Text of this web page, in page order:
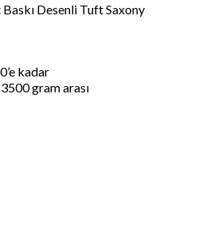
Desenli Tuft Saxony
kadar
gram arası